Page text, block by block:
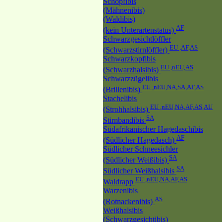
(Mähnenibis)
(Waldibis)
(kein Unterartenstatus) AF
Schwarzgesichtlöffler
(Schwarzstirnlöffler) EU ,AF,AS
Schwarzkopfibis
(Schwarzhalsibis) EU ,nEU,AS
Schwarzzügelibis
(Brillenibis) EU ,nEU,NA,SA,AF,AS
Stachelibis
(Strohhalsibis) EU ,nEU,NA,AF,AS,AU
Stirnbandibis SA
Südafrikanischer Hagedaschibis
(Südlicher Hagedasch) AF
Südlicher Schneesichler
(Südlicher Weißibis) SA
Südlicher Weißhalsibis SA
Waldrapp EU ,nEU,NA,AF,AS
Warzenibis
(Rotnackenibis) AS
Weißhalsibis
(Schwarzgesichtibis)